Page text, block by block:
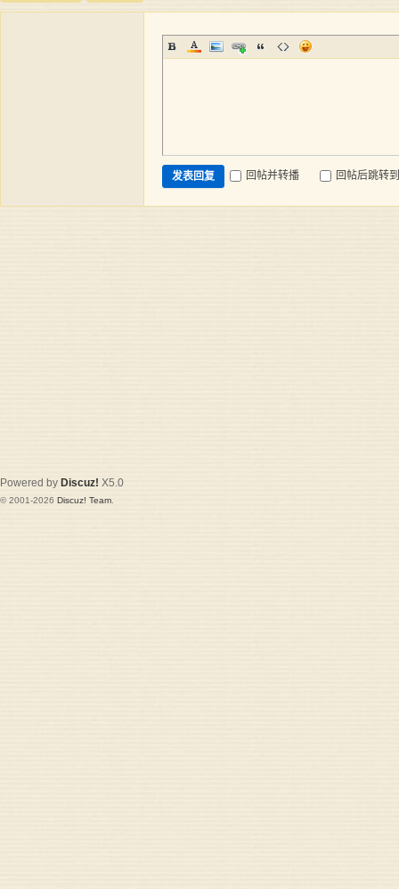
发表回复 回帖并转播 回帖后跳转
Powered by Discuz! X5.0
© 2001-2026 Discuz! Team